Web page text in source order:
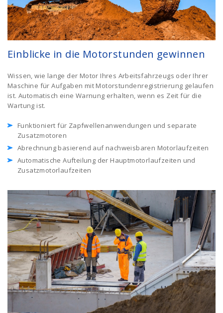
Einblicke in die Motorstunden gewinnen
Wissen, wie lange der Motor Ihres Arbeitsfahrzeugs oder Ihrer
Maschine für Aufgaben mit Motorstundenregistrierung gelaufen
ist. Automatisch eine Warnung erhalten, wenn es Zeit für die
Wartung ist.
Funktioniert für Zapfwellenanwendungen und separate
Zusatzmotoren
Abrechnung basierend auf nachweisbaren Motorlaufzeiten
Automatische Aufteilung der Hauptmotorlaufzeiten und
Zusatzmotorlaufzeiten